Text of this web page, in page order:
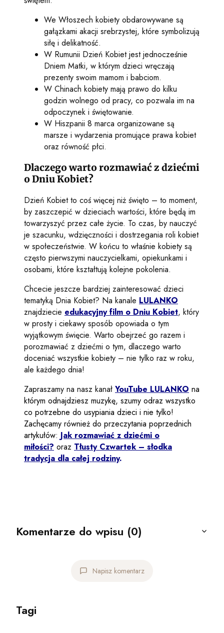
We Włoszech kobiety obdarowywane są
gałązkami akacji srebrzystej, które symbolizują
siłę i delikatność.
W Rumunii Dzień Kobiet jest jednocześnie
Dniem Matki, w którym dzieci wręczają
prezenty swoim mamom i babciom.
W Chinach kobiety mają prawo do kilku
godzin wolnego od pracy, co pozwala im na
odpoczynek i świętowanie.
W Hiszpanii 8 marca organizowane są
marsze i wydarzenia promujące prawa kobiet
oraz równość płci.
Dlaczego warto rozmawiać z dziećmi
o Dniu Kobiet?
Dzień Kobiet to coś więcej niż święto – to moment,
by zaszczepić w dzieciach wartości, które będą im
towarzyszyć przez całe życie. To czas, by nauczyć
je szacunku, wdzięczności i dostrzegania roli kobiet
w społeczeństwie. W końcu to właśnie kobiety są
często pierwszymi nauczycielkami, opiekunkami i
osobami, które kształtują kolejne pokolenia.
Chcecie jeszcze bardziej zainteresować dzieci
tematyką Dnia Kobiet? Na kanale LULANKO
znajdziecie edukacyjny film o Dniu Kobiet, który
w prosty i ciekawy sposób opowiada o tym
wyjątkowym święcie. Warto obejrzeć go razem i
porozmawiać z dziećmi o tym, dlaczego warto
doceniać wszystkie kobiety – nie tylko raz w roku,
ale każdego dnia!
Zapraszamy na nasz kanał YouTube LULANKO na
którym odnajdziesz muzykę, szumy odraz wszystko
co potrzebne do usypiania dzieci i nie tylko!
Zachęcamy również do przeczytania poprzednich
artykułów: Jak rozmawiać z dziećmi o
miłości? oraz Tłusty Czwartek – słodka
tradycja dla całej rodziny.
Komentarze do wpisu (0)
Napisz komentarz
Tagi